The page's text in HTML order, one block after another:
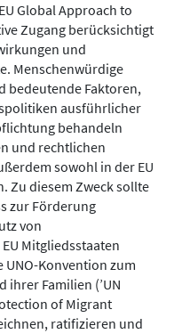
Global Approach to
Zugang berücksichtigt
und
Menschenwürdige
bedeutende Faktoren,
ausführlicher
behandeln
und rechtlichen
sowohl in der EU
Zu diesem Zweck sollte
zur Förderung
von
Mitgliedsstaaten
Konvention zum
Familien (’UN
of Migrant
ratifizieren und